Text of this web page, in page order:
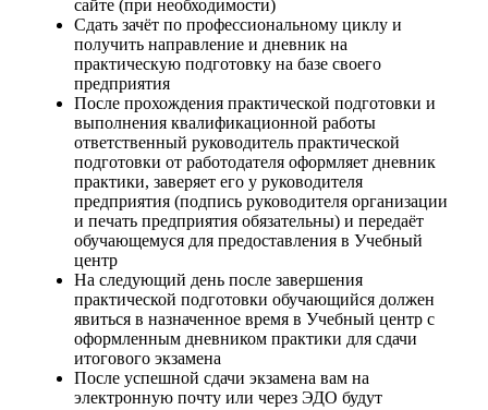
сайте (при необходимости)
Сдать зачёт по профессиональному циклу и
получить направление и дневник на
практическую подготовку на базе своего
предприятия
После прохождения практической подготовки и
выполнения квалификационной работы
ответственный руководитель практической
подготовки от работодателя оформляет дневник
практики, заверяет его у руководителя
предприятия (подпись руководителя организации
и печать предприятия обязательны) и передаёт
обучающемуся для предоставления в Учебный
центр
На следующий день после завершения
практической подготовки обучающийся должен
явиться в назначенное время в Учебный центр с
оформленным дневником практики для сдачи
итогового экзамена
После успешной сдачи экзамена вам на
электронную почту или через ЭДО будут